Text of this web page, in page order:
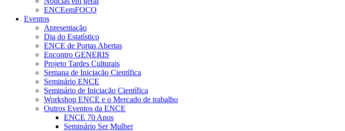
ENCEemFOCO
Eventos
Apresentação
Dia do Estatístico
ENCE de Portas Abertas
Encontro GENERIS
Projeto Tardes Culturais
Semana de Iniciação Científica
Seminário ENCE
Seminário de Iniciação Científica
Workshop ENCE e o Mercado de trabalho
Outros Eventos da ENCE
ENCE 70 Anos
Seminário Ser Mulher